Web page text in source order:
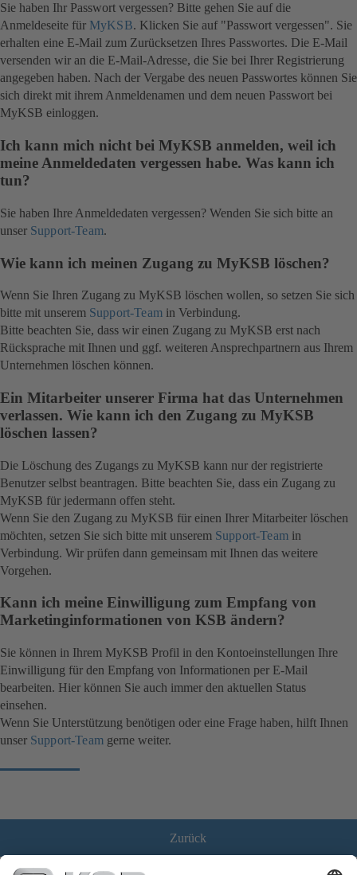
Sie haben Ihr Passwort vergessen? Bitte gehen Sie auf die
Anmeldeseite für MyKSB. Klicken Sie auf "Passwort vergessen". Sie
erhalten eine E-Mail zum Zurücksetzen Ihres Passwortes. Die E-Mail
versenden wir an die E-Mail-Adresse, die Sie bei Ihrer Registrierung
angegeben haben. Nach der Vergabe des neuen Passwortes können Sie
sich direkt mit ihrem Anmeldenamen und dem neuen Passwort bei
MyKSB einloggen.
Ich kann mich nicht bei MyKSB anmelden, weil ich
meine Anmeldedaten vergessen habe. Was kann ich
tun?
Sie haben Ihre Anmeldedaten vergessen? Wenden Sie sich bitte an
unser Support-Team.
Wie kann ich meinen Zugang zu MyKSB löschen?
Wenn Sie Ihren Zugang zu MyKSB löschen wollen, so setzen Sie sich
bitte mit unserem Support-Team in Verbindung.
Bitte beachten Sie, dass wir einen Zugang zu MyKSB erst nach
Rücksprache mit Ihnen und ggf. weiteren Ansprechpartnern aus Ihrem
Unternehmen löschen können.
Ein Mitarbeiter unserer Firma hat das Unternehmen
verlassen. Wie kann ich den Zugang zu MyKSB
löschen lassen?
Die Löschung des Zugangs zu MyKSB kann nur der registrierte
Benutzer selbst beantragen. Bitte beachten Sie, dass ein Zugang zu
MyKSB für jedermann offen steht.
Wenn Sie den Zugang zu MyKSB für einen Ihrer Mitarbeiter löschen
möchten, setzen Sie sich bitte mit unserem Support-Team in
Verbindung. Wir prüfen dann gemeinsam mit Ihnen das weitere
Vorgehen.
Kann ich meine Einwilligung zum Empfang von
Marketinginformationen von KSB ändern?
Sie können in Ihrem MyKSB Profil in den Kontoeinstellungen Ihre
Einwilligung für den Empfang von Informationen per E-Mail
bearbeiten. Hier können Sie auch immer den aktuellen Status
einsehen.
Wenn Sie Unterstützung benötigen oder eine Frage haben, hilft Ihnen
unser Support-Team gerne weiter.
Zurück